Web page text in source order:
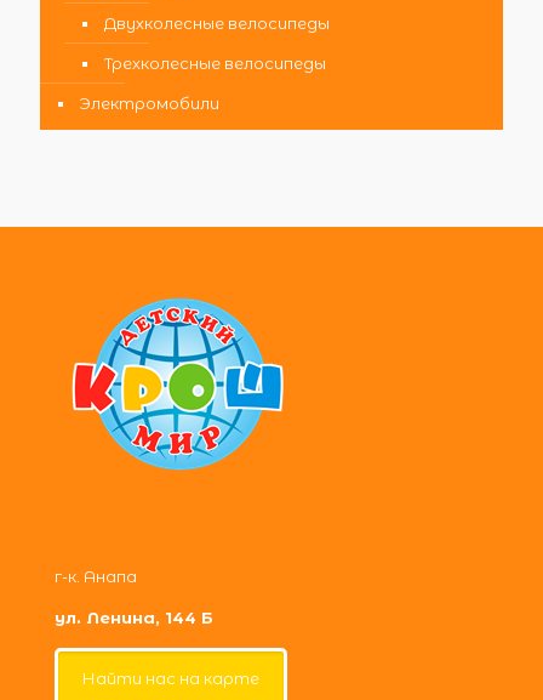
Двухколесные велосипеды
Трехколесные велосипеды
Электромобили
г-к. Анапа
ул. Ленина, 144 Б
Найти нас на карте